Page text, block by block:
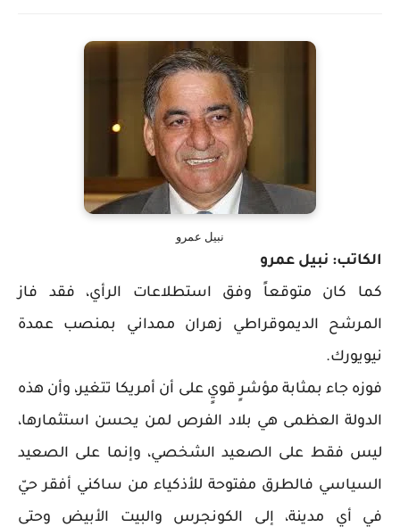
نبيل عمرو
الكاتب: نبيل عمرو
كما كان متوقعاً وفق استطلاعات الرأي، فقد فاز
المرشح الديموقراطي زهران ممداني بمنصب عمدة
نيويورك.
فوزه جاء بمثابة مؤشرٍ قويٍ على أن أمريكا تتغير، وأن هذه
الدولة العظمى هي بلاد الفرص لمن يحسن استثمارها،
ليس فقط على الصعيد الشخصي، وإنما على الصعيد
السياسي فالطرق مفتوحة للأذكياء من ساكني أفقر حيّ
في أي مدينة، إلى الكونجرس والبيت الأبيض وحتى